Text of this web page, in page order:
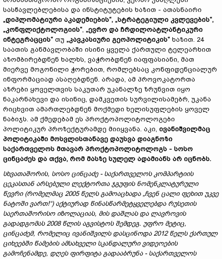
სასწავლებლებისა და ინსტიტუტების ხაზით - ათასნაირი
„დიპლომატიური აკადემიების“, „სტრატეგიული კვლევების“,
„კონფლიქტოლოგიის“, „ევრო და ჩრდილოატლანტიკური
ინტეგრაცცის“ თუ „კავკასიური გეოპოლიტიკის“ ხაზით. 24
საათის განმავლობაში ისინი ყველა ქართული ტელეარხით
აზომბირებდნენ ხალხს, ვაჭრობდნენ იაფფასიანი, მათ
მიერვე მოგონილი ჭორებით, რომლებსაც კონფიდენციალურ
ინფორმაციად ასაღებდნენ. არადა, ამ პროვოკატორთა
აზრები ყოველთვის საკუთარ უკანალზე ზრუნვით იყო
ნაკარნახევი და ისინიც, დამკვეთის სურვილისამებრ, უკანა
რიცხვით ამართლებდნენ მოქმედი ხელისუფლების ყოველ
ნაბიჯს. ამ ქმედებამ ეს პროქტოპოლიტოლოგები
პოლიტიკურ პროზექტურამდე მიიყვანა. აკი, ივანიშვილმაც
პოლიტიკაში მოსვლისთანავე დაუსვა დიაგნოზი
საქართველოს მთავარ პროქტოპოლიტოლოგს - სოსო
ცინცაძეს და თქვა, რომ მასზე სულელ ადამიანს არ იცნობს.
სხვათაშორის, სოსო ცინცაძე- საქართველოს კომპარტიის
ცეკასთან არსებული ლექტორთა ჯგუფის ნომენკლატურული
წევრი(რომელმაც 2005 წელს გამოაცხადა„ჩვენ ცალი ფეხით უკვე
ნატოში ვართ!“) აქტიურად წინასწარმეტყველებდა რუსეთის
საერთაშორისო იზოლაციას, მის დაშლას და ლავროვის
გადადგომას2008 წლის აგვისტოს შემდეგ. უფრო მეტიც,
ცინცაძემ, რომელიც ივანიშვილს დასცინოდა2012 წელს ქართულ
ციხეებში წამების ამსახველი სკანდალური ვიდეოების
გამოჩენამდე, დღეს ფირფიტა გადააბრუნა- საქართველოს